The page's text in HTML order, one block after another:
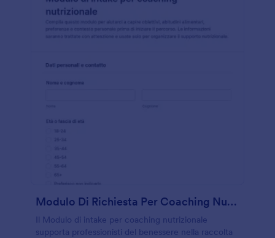
Modulo Di Richiesta Per Coaching Nutrizionale
Il Modulo di intake per coaching nutrizionale
supporta professionisti del benessere nella raccolta